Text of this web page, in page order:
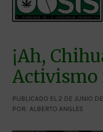
¡Ah,
Activismo
PUBLICADO EL 2 DE JUNIO
POR: ALBERTO ANGLES